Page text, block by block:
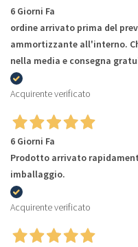
6 Giorni Fa
ordine arrivato prima del
ammortizzante all'interno.
nella media e consegna
Acquirente verificato
6 Giorni Fa
Prodotto arrivato
imballaggio.
Acquirente verificato